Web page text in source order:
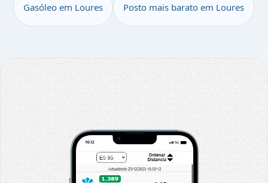
Gasóleo em Loures Posto mais barato em Loures